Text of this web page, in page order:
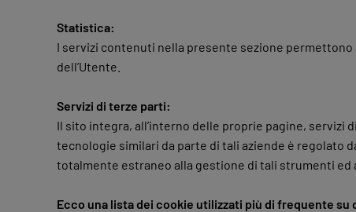
Statistica:
I servizi contenuti nella presente sezione
dell’Utente.
Servizi di terze parti:
Il sito integra, all’interno delle proprie pagine, servizi
tecnologie similari da parte di tali aziende è regolato
totalmente estraneo alla gestione di tali strumenti ed
Ecco una lista dei cookie utilizzati più di frequente